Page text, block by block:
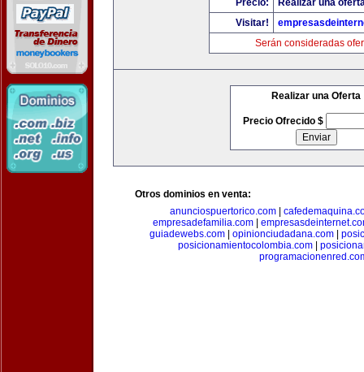
Precio:
Realizar una
Visitar!
Serán consideradas
Realizar una Oferta
Precio Ofrecido $
Otros dominios en venta:
anunciospuertorico.com|
empresadefamilia.com
guiadewebs.com
opinionciudadana.com
posicionamientocolombia.com|